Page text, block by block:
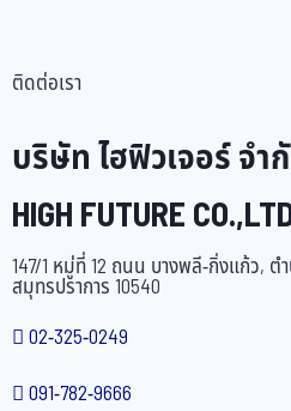
ติดต่อเรา
บริษัท ไฮฟิวเจอร์ จำ
HIGH FUTURE
147/1 หมู่ที่ 12 ถนน บางพลี-กิ่งแก้ว,
สมุทรปราการ 10540
02-325-0249
091-782-9666